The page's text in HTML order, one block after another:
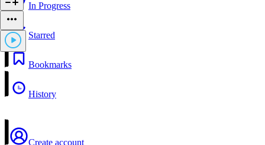
In Progress
Starred
Bookmarks
History
Create account